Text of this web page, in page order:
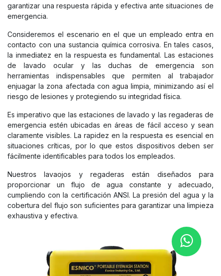
garantizar una respuesta rápida y efectiva ante situaciones de
emergencia.
Consideremos el escenario en el que un empleado entra en
contacto con una sustancia química corrosiva. En tales casos,
la inmediatez en la respuesta es fundamental. Las estaciones
de lavado ocular y las duchas de emergencia son
herramientas indispensables que permiten al trabajador
enjuagar la zona afectada con agua limpia, minimizando así el
riesgo de lesiones y protegiendo su integridad física.
Es imperativo que las estaciones de lavado y las regaderas de
emergencia estén ubicadas en áreas de fácil acceso y sean
claramente visibles. La rapidez en la respuesta es esencial en
situaciones críticas, por lo que estos dispositivos deben ser
fácilmente identificables para todos los empleados.
Nuestros lavaojos y regaderas están diseñados para
proporcionar un flujo de agua constante y adecuado,
cumpliendo con la certificación ANSI. La presión del agua y la
cobertura del flujo son suficientes para garantizar una limpieza
exhaustiva y efectiva.